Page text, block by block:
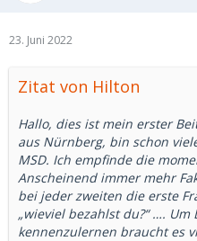
23. Juni 2022
Zitat von Hilton
Hallo, dies ist mein erster
aus Nürnberg, bin schon
MSD. Ich empfinde die
Anscheinend immer mehr
bei jeder zweiten die erste
„wieviel bezahlst du?“ ….
kennenzulernen braucht es